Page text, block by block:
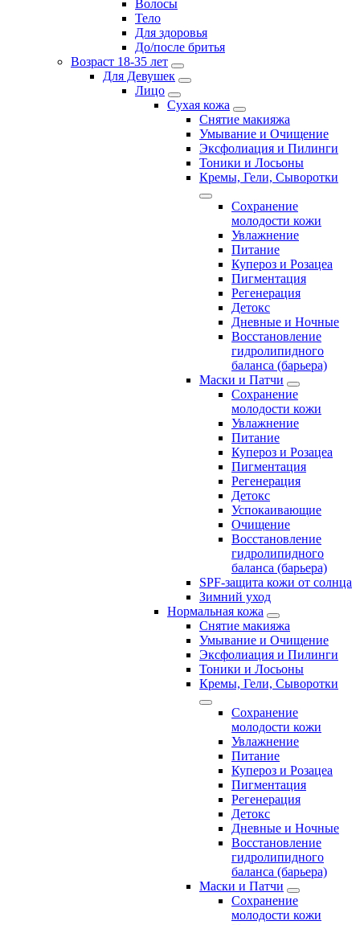
Волосы
Тело
Для здоровья
До/после бритья
Возраст 18-35 лет
Для Девушек
Лицо
Сухая кожа
Снятие макияжа
Умывание и Очищение
Эксфолиация и Пилинги
Тоники и Лосьоны
Кремы, Гели, Сыворотки
Сохранение
молодости кожи
Увлажнение
Питание
Купероз и Розацеа
Пигментация
Регенерация
Детокс
Дневные и Ночные
Восстановление
гидролипидного
баланса (барьера)
Маски и Патчи
Сохранение
молодости кожи
Увлажнение
Питание
Купероз и Розацеа
Пигментация
Регенерация
Детокс
Успокаивающие
Очищение
Восстановление
гидролипидного
баланса (барьера)
SPF-защита кожи от солнца
Зимний уход
Нормальная кожа
Снятие макияжа
Умывание и Очищение
Эксфолиация и Пилинги
Тоники и Лосьоны
Кремы, Гели, Сыворотки
Сохранение
молодости кожи
Увлажнение
Питание
Купероз и Розацеа
Пигментация
Регенерация
Детокс
Дневные и Ночные
Восстановление
гидролипидного
баланса (барьера)
Маски и Патчи
Сохранение
молодости кожи